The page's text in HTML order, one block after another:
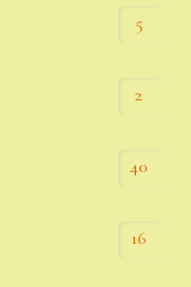
5
2
40
16